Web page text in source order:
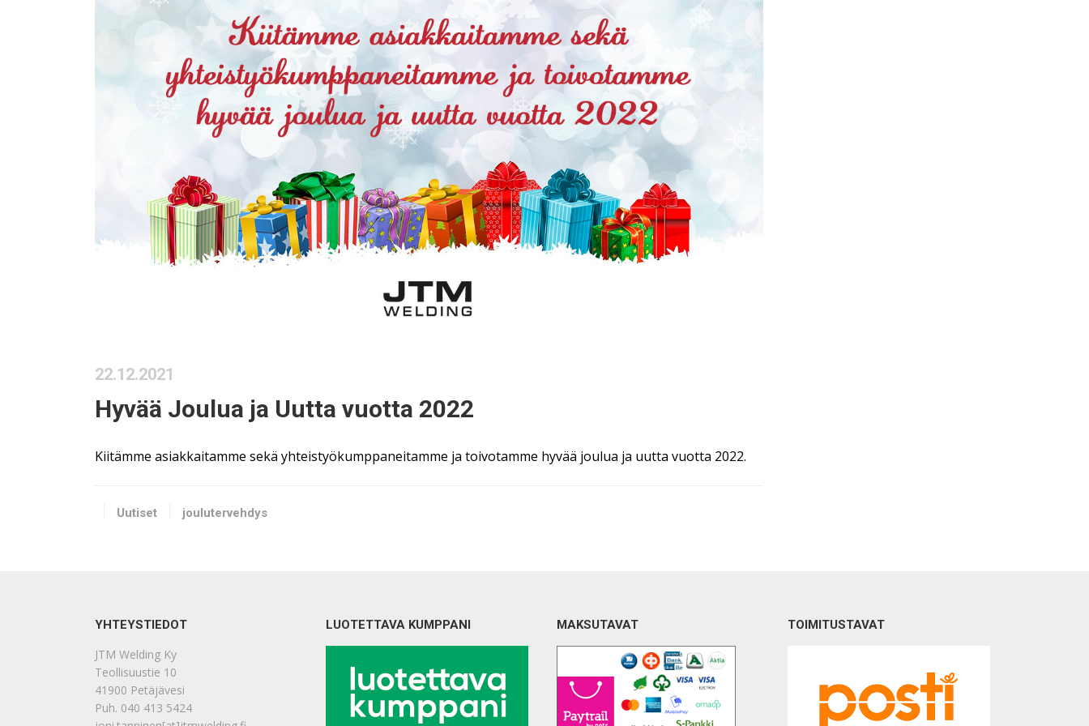
22.12.2021
Hyvää Joulua ja Uutta vuotta 2022
Kiitämme asiakkaitamme sekä yhteistyökumppaneitamme ja toivotamme hyvää joulua ja uutta vuotta 2022.
Uutiset joulutervehdys
YHTEYSTIEDOT
JTM Welding Ky
Teollisuustie 10
41900 Petäjävesi
Puh. 040 413 5424
LUOTETTAVA KUMPPANI MAKSUTAVAT TOIMITUSTAVAT